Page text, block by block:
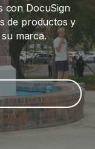
con DocuSign
de productos y
marca.